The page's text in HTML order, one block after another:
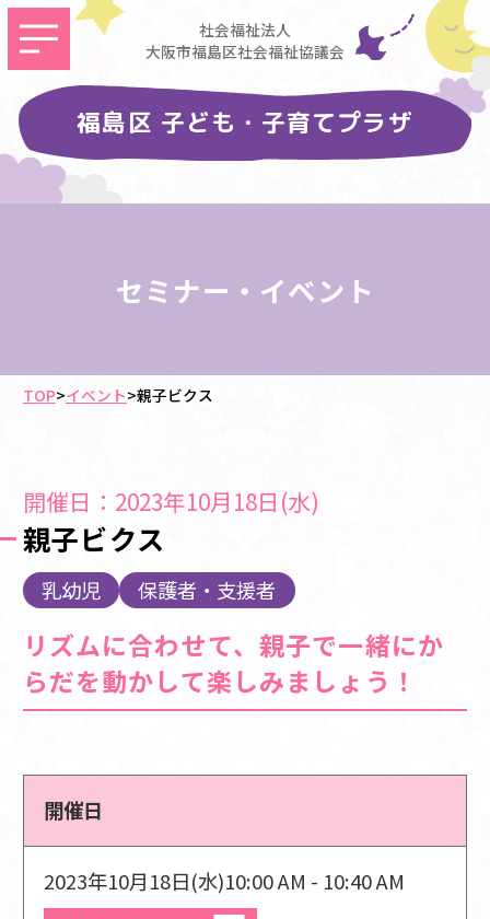
社会福祉法人
大阪市福島区社会福祉協議会
福島区 子ども・子育てプラザ
セミナー・イベント
TOP>イベント>親子ビクス
開催日：2023年10月18日(水)
親子ビクス
乳幼児 保護者・支援者
リズムに合わせて、親子で一緒にか
らだを動かして楽しみましょう！
開催日
2023年10月18日(水)10:00 AM - 10:40 AM